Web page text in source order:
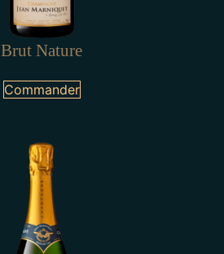
Brut Nature
Commander